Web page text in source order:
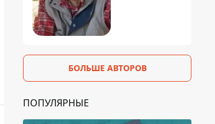
БОЛЬШЕ АВТОРОВ
ПОПУЛЯРНЫЕ